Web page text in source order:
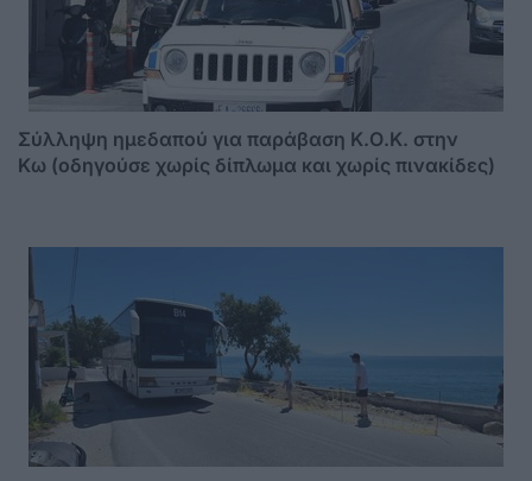
Σύλληψη ημεδαπού για παράβαση Κ.Ο.Κ. στην
Κω (οδηγούσε χωρίς δίπλωμα και χωρίς πινακίδες)